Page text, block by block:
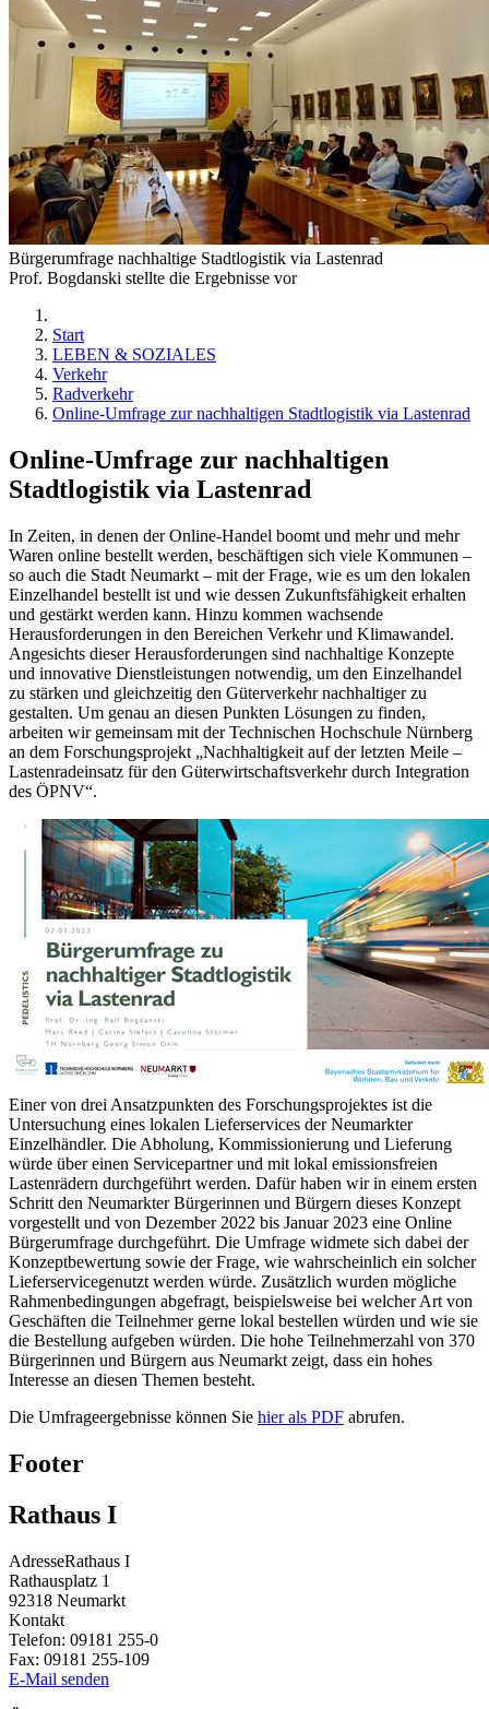
Bürgerumfrage nachhaltige Stadtlogistik via Lastenrad
Prof. Bogdanski stellte die Ergebnisse vor
Start
LEBEN & SOZIALES
Verkehr
Radverkehr
Online-Umfrage zur nachhaltigen Stadtlogistik via Lastenrad
Online-Umfrage zur nachhaltigen
Stadtlogistik via Lastenrad
In Zeiten, in denen der Online-Handel boomt und mehr und mehr
Waren online bestellt werden, beschäftigen sich viele Kommunen –
so auch die Stadt Neumarkt – mit der Frage, wie es um den lokalen
Einzelhandel bestellt ist und wie dessen Zukunftsfähigkeit erhalten
und gestärkt werden kann. Hinzu kommen wachsende
Herausforderungen in den Bereichen Verkehr und Klimawandel.
Angesichts dieser Herausforderungen sind nachhaltige Konzepte
und innovative Dienstleistungen notwendig, um den Einzelhandel
zu stärken und gleichzeitig den Güterverkehr nachhaltiger zu
gestalten. Um genau an diesen Punkten Lösungen zu finden,
arbeiten wir gemeinsam mit der Technischen Hochschule Nürnberg
an dem Forschungsprojekt „Nachhaltigkeit auf der letzten Meile –
Lastenradeinsatz für den Güterwirtschaftsverkehr durch Integration
des ÖPNV“.
Einer von drei Ansatzpunkten des Forschungsprojektes ist die
Untersuchung eines lokalen Lieferservices der Neumarkter
Einzelhändler. Die Abholung, Kommissionierung und Lieferung
würde über einen Servicepartner und mit lokal emissionsfreien
Lastenrädern durchgeführt werden. Dafür haben wir in einem ersten
Schritt den Neumarkter Bürgerinnen und Bürgern dieses Konzept
vorgestellt und von Dezember 2022 bis Januar 2023 eine Online
Bürgerumfrage durchgeführt. Die Umfrage widmete sich dabei der
Konzeptbewertung sowie der Frage, wie wahrscheinlich ein solcher
Lieferservicegenutzt werden würde. Zusätzlich wurden mögliche
Rahmenbedingungen abgefragt, beispielsweise bei welcher Art von
Geschäften die Teilnehmer gerne lokal bestellen würden und wie sie
die Bestellung aufgeben würden. Die hohe Teilnehmerzahl von 370
Bürgerinnen und Bürgern aus Neumarkt zeigt, dass ein hohes
Interesse an diesen Themen besteht.
Die Umfrageergebnisse können Sie hier als PDF abrufen.
Footer
Rathaus I
AdresseRathaus I
Rathausplatz 1
92318 Neumarkt
Kontakt
Telefon: 09181 255-0
Fax: 09181 255-109
E-Mail senden